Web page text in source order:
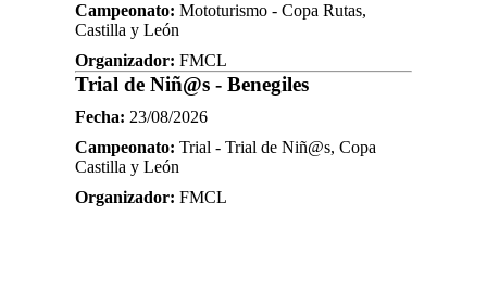
Campeonato: Mototurismo - Copa Rutas,
Castilla y León
Organizador: FMCL
Trial de Niñ@s - Benegiles
Fecha: 23/08/2026
Campeonato: Trial - Trial de Niñ@s, Copa
Castilla y León
Organizador: FMCL